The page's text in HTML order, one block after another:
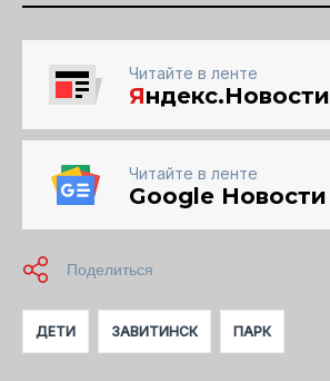
Читайте в ленте
Яндекс.Новости
Читайте в ленте
Google Новости
ДЕТИ ЗАВИТИНСК ПАРК